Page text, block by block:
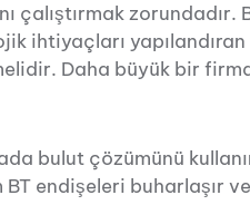
çalıştırmak
ihtiyaçları yapılandıran
Daha büyük bir
bulut çözümünü
BT endişeleri buharlaşır